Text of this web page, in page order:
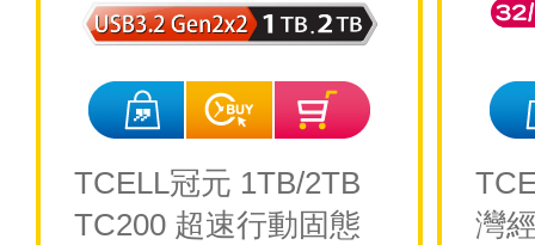
TCELL冠元 1TB/2TB
TC200 超速行動固態
灣